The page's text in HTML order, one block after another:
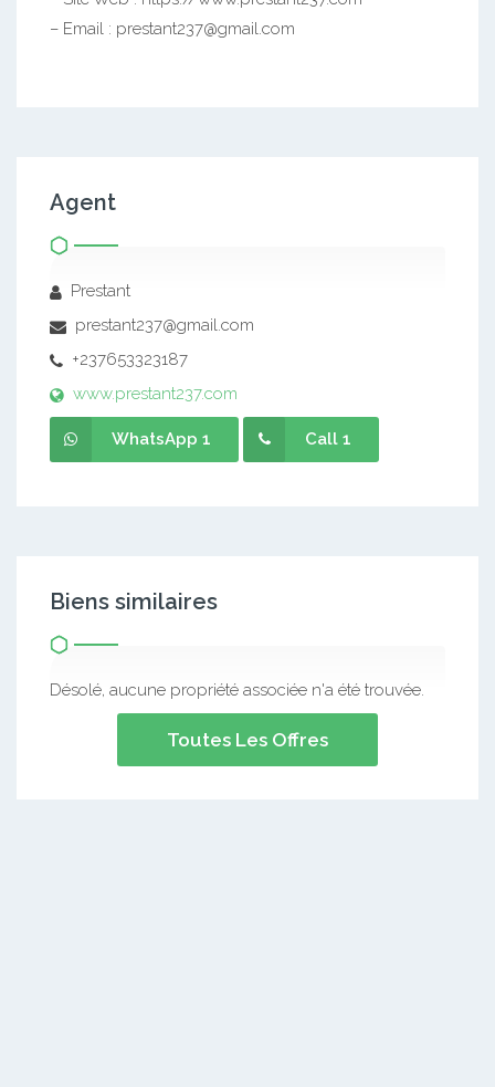
– Email : prestant237@gmail.com
Agent
Prestant
prestant237@gmail.com
+237653323187
www.prestant237.com
WhatsApp 1 Call 1
Biens similaires
Désolé, aucune propriété associée n'a été trouvée.
Toutes Les Offres